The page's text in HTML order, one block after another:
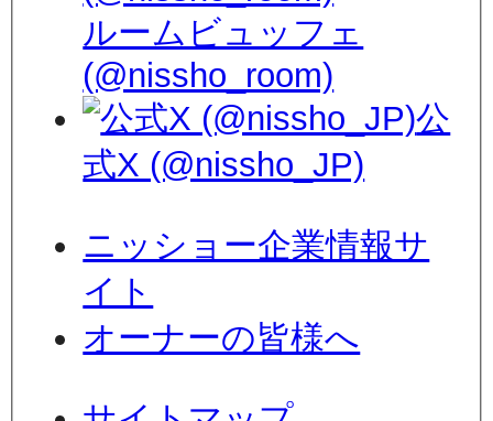
ルームビュッフェ
(@nissho_room)
公
式X (@nissho_JP)
ニッショー企業情報サ
イト
オーナーの皆様へ